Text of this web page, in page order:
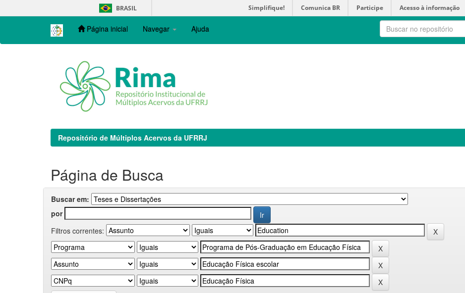
navigation
BRASIL Simplifique! Comunica BR Participe Acesso à informação
Página inicial Navegar Ajuda
Repositório de Múltiplos Acervos da UFRRJ
Página de Busca
Buscar em:
por
Filtros correntes: